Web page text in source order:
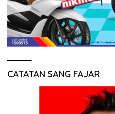
CATATAN SANG FAJAR